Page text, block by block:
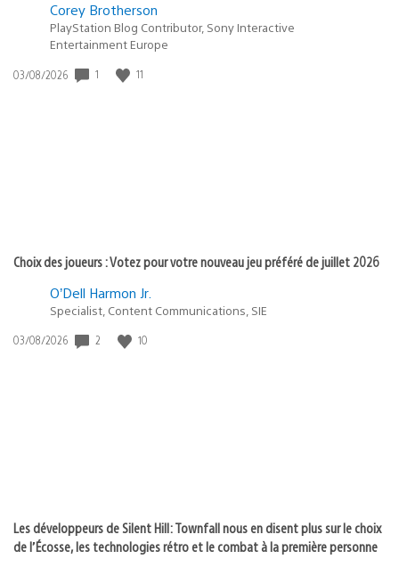
Corey Brotherson
PlayStation Blog Contributor, Sony Interactive
Entertainment Europe
Date
03/08/2026 1 11
Choix des joueurs : Votez pour votre nouveau jeu préféré de juillet 2026
O’Dell Harmon Jr.
Specialist, Content Communications, SIE
Date
03/08/2026 2 10
Les développeurs de Silent Hill: Townfall nous en disent plus sur le choix
de l’Écosse, les technologies rétro et le combat à la première personne